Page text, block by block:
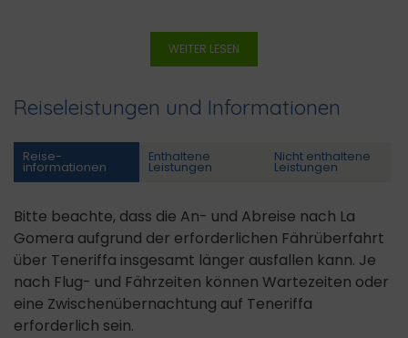
WEITER LESEN
Reiseleistungen und Informationen
Reise­
informationen
Enthaltene
Leistungen
Nicht enthaltene
Leistungen
Bitte beachte, dass die An- und Abreise nach La
Gomera aufgrund der erforderlichen Fährüberfahrt
über Teneriffa insgesamt länger ausfallen kann. Je
nach Flug- und Fährzeiten können Wartezeiten oder
eine Zwischenübernachtung auf Teneriffa
erforderlich sein.